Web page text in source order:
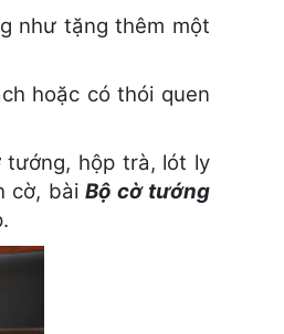
như tặng thêm một
hoặc có thói quen
hộp trà, lót ly
cờ, bàiBộ cờ tướng